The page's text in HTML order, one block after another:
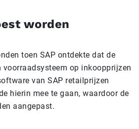
worden
toen SAP ontdekte dat de
op inkoopprijzen
van SAP retailprijzen
hierin mee te gaan, waardoor de
aangepast.